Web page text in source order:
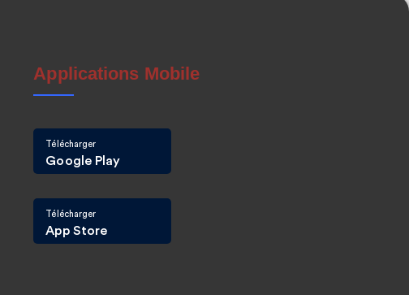
Applications Mobile
Télécharger
Google Play
Télécharger
App Store